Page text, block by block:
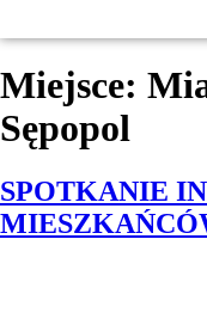
Miejsce:
Sępopol
SPOTKANIE